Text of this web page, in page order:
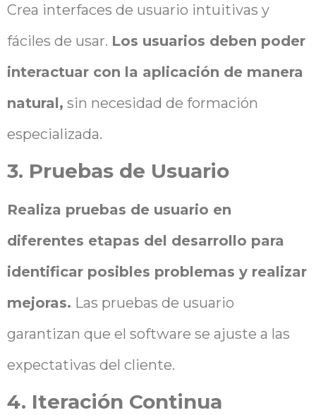
Crea interfaces de usuario intuitivas y
fáciles de usar. Los usuarios deben poder
interactuar con la aplicación de manera
natural, sin necesidad de formación
especializada.
3. Pruebas de Usuario
Realiza pruebas de usuario en
diferentes etapas del desarrollo para
identificar posibles problemas y realizar
mejoras. Las pruebas de usuario
garantizan que el software se ajuste a las
expectativas del cliente.
4. Iteración Continua